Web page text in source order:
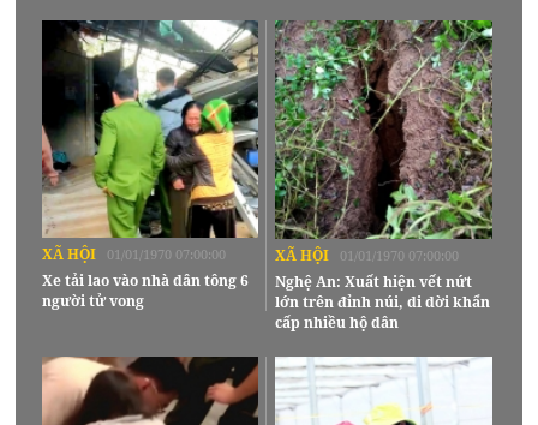
XÃ HỘI 01/01/1970 07:00:00
Xe tải lao vào nhà dân tông 6
người tử vong
XÃ HỘI 01/01/1970 07:00:00
Nghệ An: Xuất hiện vết nứt
lớn trên đỉnh núi, di dời khẩn
cấp nhiều hộ dân